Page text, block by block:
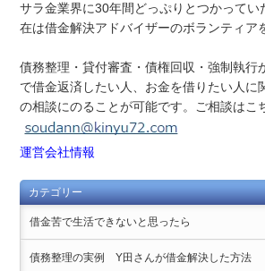
サラ金業界に30年間どっぷりとつかってい
在は借金解決アドバイザーのボランティア
債務整理・貸付審査・債権回収・強制執行
で借金返済したい人、お金を借りたい人に
の相談にのることが可能です。ご相談は
運営会社情報
カテゴリー
借金苦で生活できないと思ったら
債務整理の実例 Y田さんが借金解決した方法